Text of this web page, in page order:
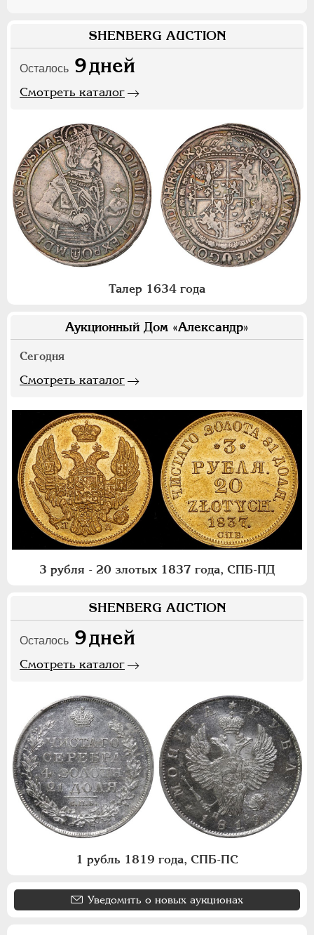
SHENBERG AUCTION
Осталось 9дней
Смотреть каталог
Талер 1634 года
Аукционный Дом «Александр»
Сегодня
Смотреть каталог
3 рубля - 20 злотых 1837 года, СПБ-ПД
SHENBERG AUCTION
Осталось 9дней
Смотреть каталог
1 рубль 1819 года, СПБ-ПС
Уведомить о новых аукционах